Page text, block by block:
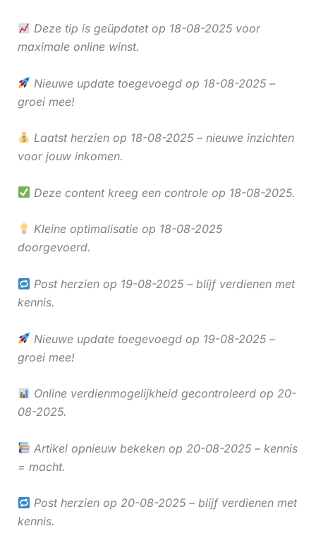
Deze tip is geüpdatet op 18-08-2025 voor
maximale online winst.
Nieuwe update toegevoegd op 18-08-2025 –
groei mee!
Laatst herzien op 18-08-2025 – nieuwe inzichten
voor jouw inkomen.
Deze content kreeg een controle op 18-08-2025.
Kleine optimalisatie op 18-08-2025
doorgevoerd.
Post herzien op 19-08-2025 – blijf verdienen met
kennis.
Nieuwe update toegevoegd op 19-08-2025 –
groei mee!
Online verdienmogelijkheid gecontroleerd op 20-
08-2025.
Artikel opnieuw bekeken op 20-08-2025 – kennis
= macht.
Post herzien op 20-08-2025 – blijf verdienen met
kennis.